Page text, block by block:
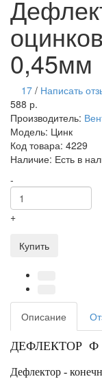
0,45мм
17 / Написать
588 р.
Производитель:
Модель: Цинк
Код товара: 4229
Наличие: Есть в
-
+
Купить
Описание
ДЕФЛЕКТОР Ф
Дефлектор -